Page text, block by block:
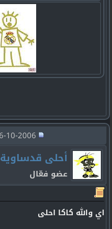
أحلى قدساوية
عضو فعّال
اي والله كاكا احلى